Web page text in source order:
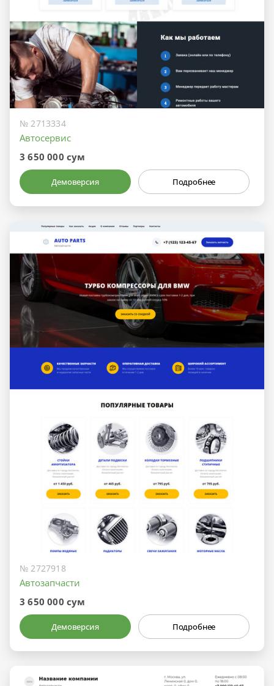
№ 2713334
Автосервис
3 650 000 сум
Демоверсия Подробнее
№ 2727918
Автозапчасти
3 650 000 сум
Демоверсия Подробнее